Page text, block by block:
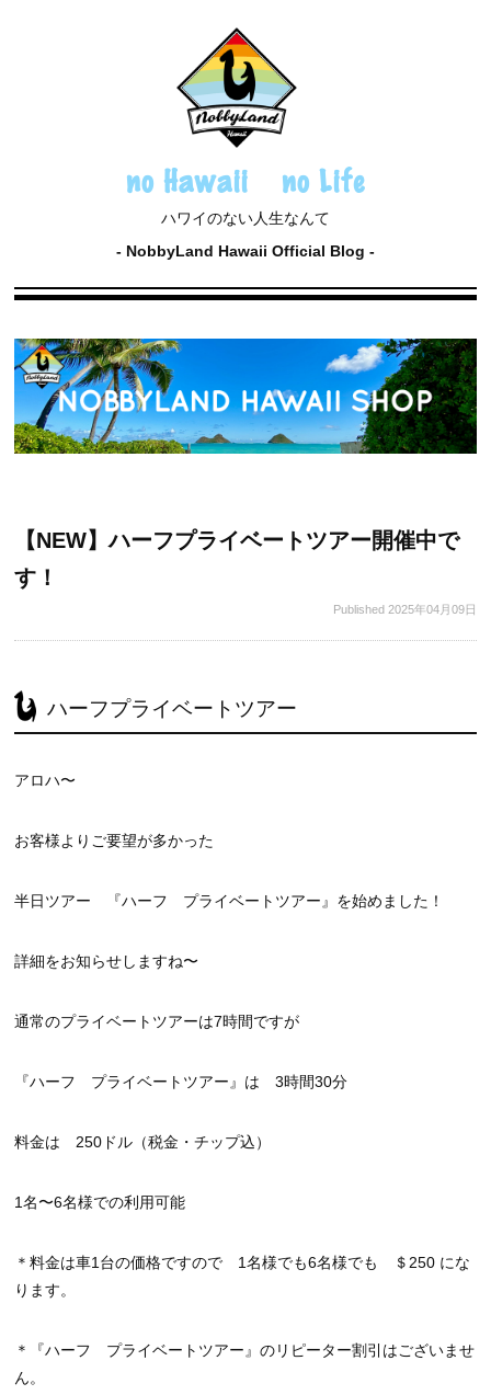
no Hawaii no Life
ハワイのない人生なんて
NobbyLand Hawaii Official Blog
【NEW】ハーフプライベートツアー開催中で
す！
Published 2025年04月09日
ハーフプライベートツアー
アロハ〜
お客様よりご要望が多かった
半日ツアー 『ハーフ プライベートツアー』を始めました！
詳細をお知らせしますね〜
通常のプライベートツアーは7時間ですが
『ハーフ プライベートツアー』は 3時間30分
料金は 250ドル（税金・チップ込）
1名〜6名様での利用可能
＊料金は車1台の価格ですので 1名様でも6名様でも ＄250 にな
ります。
＊『ハーフ プライベートツアー』のリピーター割引はございませ
ん。